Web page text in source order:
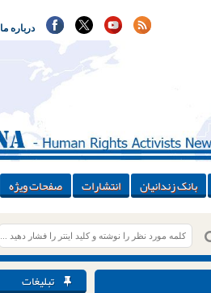
درباره ما
بانک زندانیان انتشارات صفحات ویژه
تبلیغات